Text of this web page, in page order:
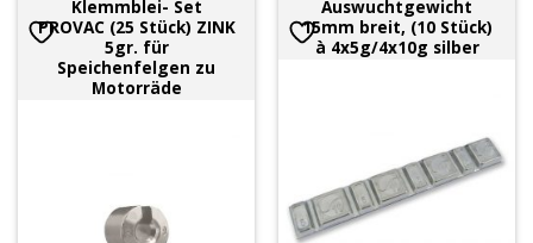
Klemmblei- Set
PROVAC (25 Stück) ZINK
5gr. für
Speichenfelgen zu
Motorräde
Auswuchtgewicht
15mm breit, (10 Stück)
à 4x5g/4x10g silber